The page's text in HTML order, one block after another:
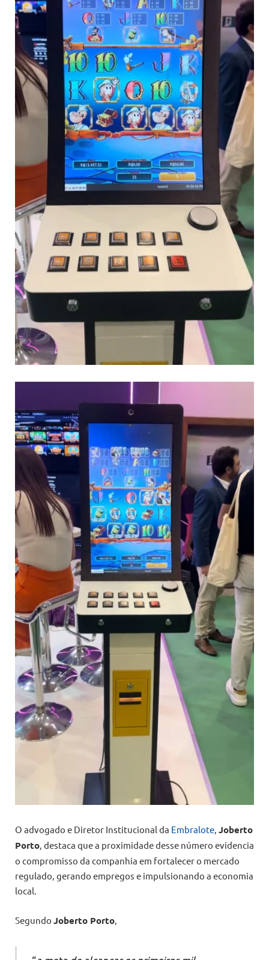
O advogado e Diretor Institucional da Embralote, Joberto
Porto, destaca que a proximidade desse número evidencia
o compromisso da companhia em fortalecer o mercado
regulado, gerando empregos e impulsionando a economia
local.
Segundo Joberto Porto